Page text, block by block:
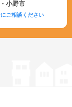
小野市
ご相談ください